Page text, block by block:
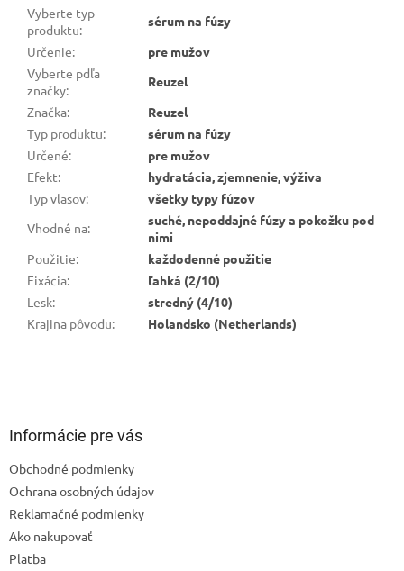
Vyberte typ
produktu:
sérum na fúzy
Určenie:
pre mužov
Vyberte pdľa
značky:
Reuzel
Značka:
Reuzel
Typ produktu:
sérum na fúzy
Určené:
pre mužov
Efekt:
hydratácia, zjemnenie, výživa
Typ vlasov:
všetky typy fúzov
Vhodné na:
suché, nepoddajné fúzy a pokožku pod
nimi
Použitie:
každodenné použitie
Fixácia:
ľahká (2/10)
Lesk:
stredný (4/10)
Krajina pôvodu: Holandsko (Netherlands)
Informácie pre vás
Obchodné podmienky
Ochrana osobných údajov
Reklamačné podmienky
Ako nakupovať
Platba